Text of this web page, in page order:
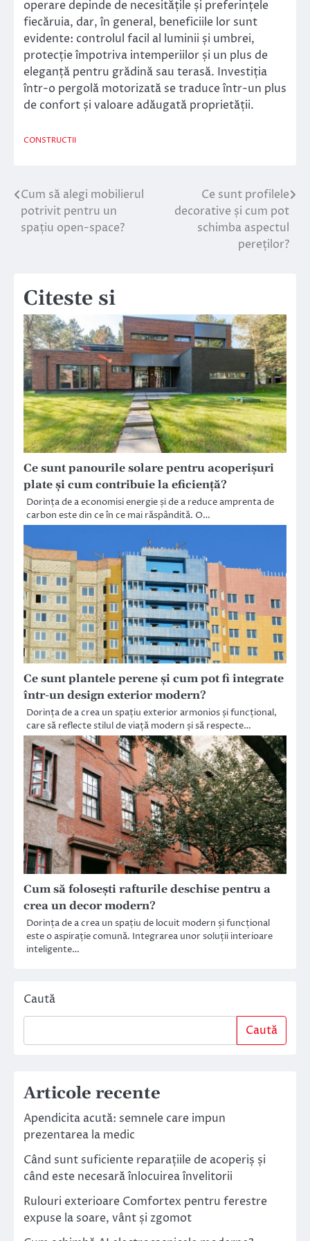
operare depinde de necesitățile și preferințele
fiecăruia, dar, în general, beneficiile lor sunt
evidente: controlul facil al luminii și umbrei,
protecție împotriva intemperiilor și un plus de
eleganță pentru grădină sau terasă. Investiția
într-o pergolă motorizată se traduce într-un plus
de confort și valoare adăugată proprietății.
CONSTRUCTII
Navigare
în
Cum să alegi mobilierul
potrivit pentru un
spațiu open-space?
Ce sunt profilele
decorative și cum pot
schimba aspectul
pereților?
Citeste si
Ce sunt panourile solare pentru acoperișuri
plate și cum contribuie la eficiență?
Dorința de a economisi energie și de a reduce amprenta de
carbon este din ce în ce mai răspândită. O…
Ce sunt plantele perene și cum pot fi integrate
într-un design exterior modern?
Dorința de a crea un spațiu exterior armonios și funcțional,
care să reflecte stilul de viață modern și să respecte…
Cum să folosești rafturile deschise pentru a
crea un decor modern?
Dorința de a crea un spațiu de locuit modern și funcțional
este o aspirație comună. Integrarea unor soluții interioare
inteligente…
Caută
Caută
Articole recente
Apendicita acută: semnele care impun
prezentarea la medic
Când sunt suficiente reparațiile de acoperiș și
când este necesară înlocuirea învelitorii
Rulouri exterioare Comfortex pentru ferestre
expuse la soare, vânt și zgomot